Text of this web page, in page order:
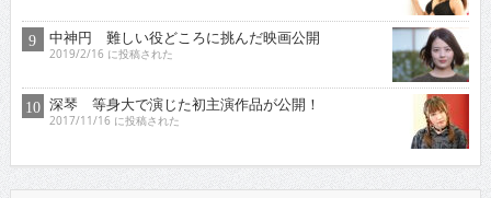
中神円 難しい役どころに挑んだ映画公開
2019/2/16 に投稿された
深琴 等身大で演じた初主演作品が公開！
2017/11/16 に投稿された